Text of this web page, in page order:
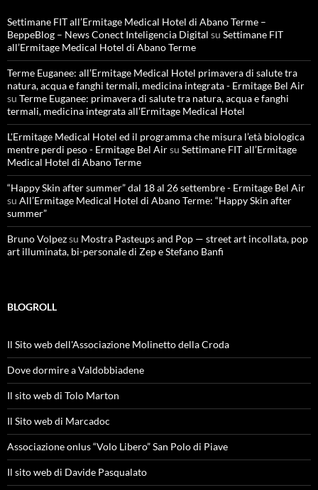
Settimane FIT all’Ermitage Medical Hotel di Abano Terme –
BeppeBlog – News Conect Inteligencia Digital su Settimane FIT
all’Ermitage Medical Hotel di Abano Terme
Terme Euganee: all’Ermitage Medical Hotel primavera di salute tra
natura, acqua e fanghi termali, medicina integrata - Ermitage Bel Air
su Terme Euganee: primavera di salute tra natura, acqua e fanghi
termali, medicina integrata all’Ermitage Medical Hotel
L'Ermitage Medical Hotel ed il programma che misura l’età biologica
mentre perdi peso - Ermitage Bel Airsu Settimane FIT all’Ermitage
Medical Hotel di Abano Terme
“Happy Skin after summer” dal 18 al 26 settembre - Ermitage Bel Air
su All’Ermitage Medical Hotel di Abano Terme: “Happy Skin after
summer”
Bruno Volpezsu Mostra Pasteups and Pop — street art incollata, pop
art illuminata, bi-personale di Zep e Stefano Banfi
BLOGROLL
Il Sito web dell'Associazione Molinetto della Croda
Dove dormire a Valdobbiadene
Il sito web di Tolo Marton
Il Sito web di Marcadoc
Associazione onlus “Volo Libero” San Polo di Piave
Il sito web di Davide Pasqualato